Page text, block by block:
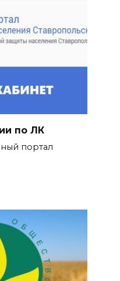
по ЛК
портал